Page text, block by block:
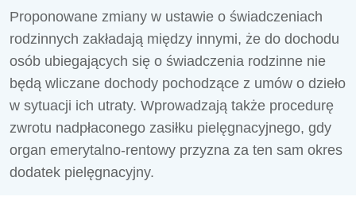
Proponowane zmiany w ustawie o świadczeniach
rodzinnych zakładają między innymi, że do dochodu
osób ubiegających się o świadczenia rodzinne nie
będą wliczane dochody pochodzące z umów o dzieło
w sytuacji ich utraty. Wprowadzają także procedurę
zwrotu nadpłaconego zasiłku pielęgnacyjnego, gdy
organ emerytalno-rentowy przyzna za ten sam okres
dodatek pielęgnacyjny.